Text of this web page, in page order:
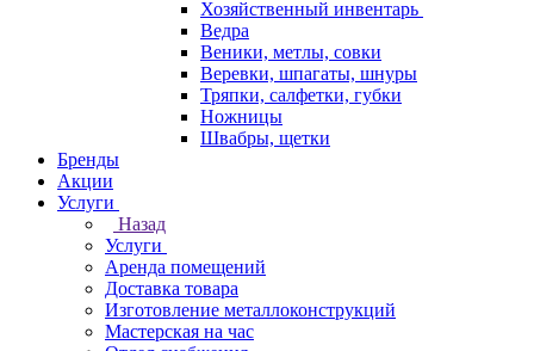
Хозяйственный инвентарь
Ведра
Веники, метлы, совки
Веревки, шпагаты, шнуры
Тряпки, салфетки, губки
Ножницы
Швабры, щетки
Бренды
Акции
Услуги
Назад
Услуги
Аренда помещений
Доставка товара
Изготовление металлоконструкций
Мастерская на час